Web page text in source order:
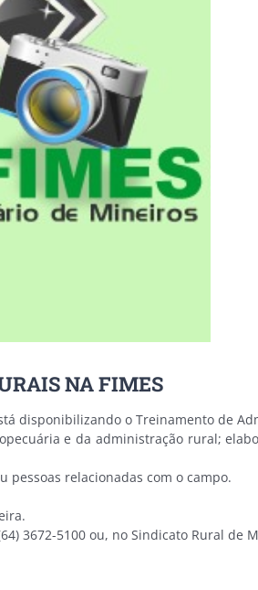
NA FIMES
disponibilizando o Treinamento de
e da administração rural;
relacionadas com o campo.
3672-5100 ou, no Sindicato Rural de